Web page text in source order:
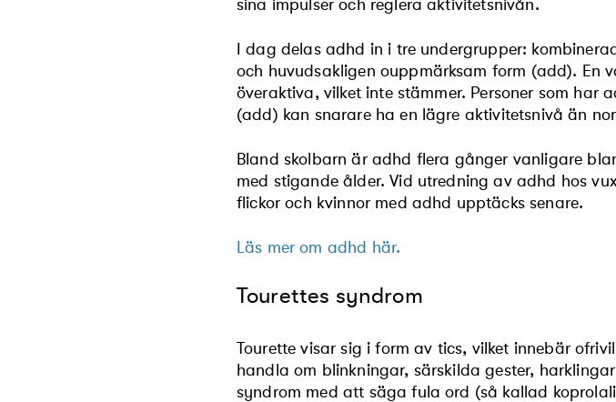
sina impulser och reglera aktivitetsnivån.
I dag delas adhd in i tre undergrupper:
och huvudsakligen ouppmärksam form (add).
överaktiva, vilket inte stämmer. Personer som har
(add) kan snarare ha en lägre aktivitetsnivå än
Bland skolbarn är adhd flera gånger vanligare
med stigande ålder. Vid utredning av adhd hos
flickor och kvinnor med adhd upptäcks senare.
Läs mer om adhd här.
Tourettes syndrom
Tourette visar sig i form av tics, vilket innebär
handla om blinkningar, särskilda gester,
syndrom med att säga fula ord (så kallad